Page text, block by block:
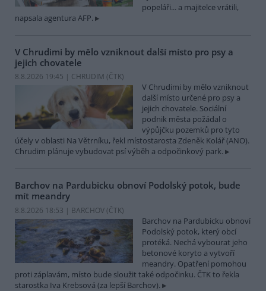
popeláři... a majitelce vrátili,
napsala agentura AFP.
V Chrudimi by mělo vzniknout další místo pro psy a
jejich chovatele
8.8.2026 19:45 | CHRUDIM (ČTK)
V Chrudimi by mělo vzniknout
další místo určené pro psy a
jejich chovatele. Sociální
podnik města požádal o
výpůjčku pozemků pro tyto
účely v oblasti Na Větrníku, řekl místostarosta Zdeněk Kolář (ANO).
Chrudim plánuje vybudovat psí výběh a odpočinkový park.
Barchov na Pardubicku obnoví Podolský potok, bude
mít meandry
8.8.2026 18:53 | BARCHOV (ČTK)
Barchov na Pardubicku obnoví
Podolský potok, který obcí
protéká. Nechá vybourat jeho
betonové koryto a vytvoří
meandry. Opatření pomohou
proti záplavám, místo bude sloužit také odpočinku. ČTK to řekla
starostka Iva Krebsová (za lepší Barchov).